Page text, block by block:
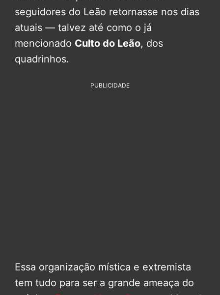
seguidores do Leão retornasse nos dias
atuais — talvez até como o já
mencionado Culto do Leão, dos
quadrinhos.
PUBLICIDADE
Essa organização mística e extremista
tem tudo para ser a grande ameaça do